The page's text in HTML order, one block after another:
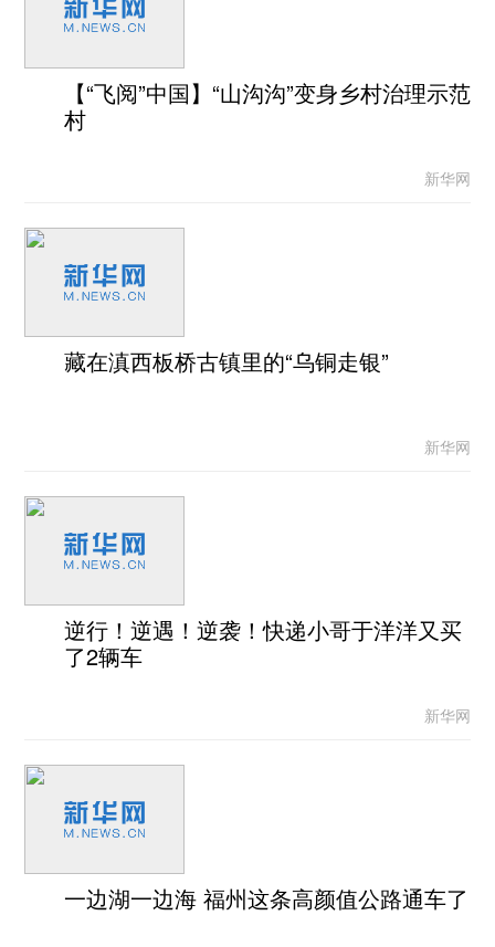
【“飞阅”中国】“山沟沟”变身乡村治理示范
村
新华网
藏在滇西板桥古镇里的“乌铜走银”
新华网
逆行！逆遇！逆袭！快递小哥于洋洋又买
了2辆车
新华网
一边湖一边海 福州这条高颜值公路通车了